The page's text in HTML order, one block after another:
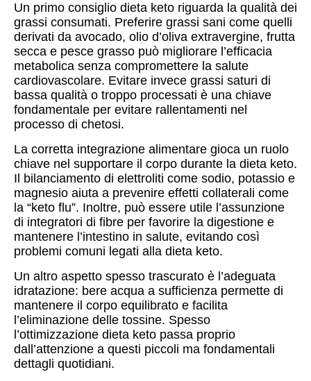
Un primo consiglio dieta keto riguarda la qualità dei
grassi consumati. Preferire grassi sani come quelli
derivati da avocado, olio d’oliva extravergine, frutta
secca e pesce grasso può migliorare l’efficacia
metabolica senza compromettere la salute
cardiovascolare. Evitare invece grassi saturi di
bassa qualità o troppo processati è una chiave
fondamentale per evitare rallentamenti nel
processo di chetosi.
La corretta integrazione alimentare gioca un ruolo
chiave nel supportare il corpo durante la dieta keto.
Il bilanciamento di elettroliti come sodio, potassio e
magnesio aiuta a prevenire effetti collaterali come
la “keto flu”. Inoltre, può essere utile l’assunzione
di integratori di fibre per favorire la digestione e
mantenere l’intestino in salute, evitando così
problemi comuni legati alla dieta keto.
Un altro aspetto spesso trascurato è l’adeguata
idratazione: bere acqua a sufficienza permette di
mantenere il corpo equilibrato e facilita
l’eliminazione delle tossine. Spesso
l’ottimizzazione dieta keto passa proprio
dall’attenzione a questi piccoli ma fondamentali
dettagli quotidiani.